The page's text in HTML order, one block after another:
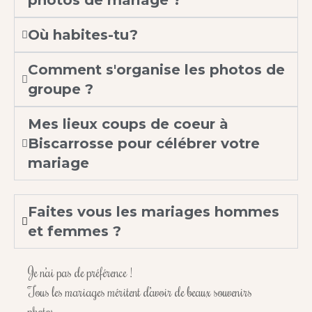
Où habites-tu?
Comment s'organise les photos de
groupe ?
Mes lieux coups de coeur à
Biscarrosse pour célébrer votre
mariage
Faites vous les mariages hommes
et femmes ?
Je n’ai pas de préférence !
Tous les mariages méritent d’avoir de beaux souvenirs